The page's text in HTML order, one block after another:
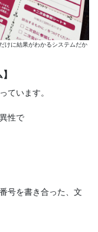
けに結果がわかるシステムだか
ています。
性で
号を書き合った、文